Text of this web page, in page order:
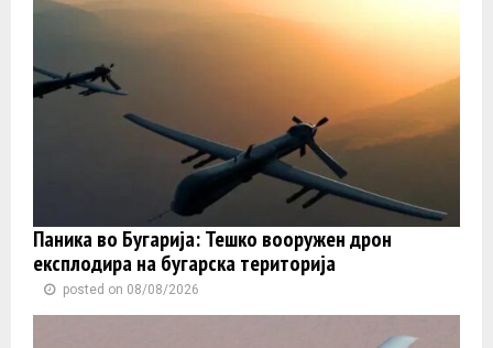
Паника во Бугарија: Тешко вооружен дрон
експлодира на бугарска територија
posted on 08/08/2026